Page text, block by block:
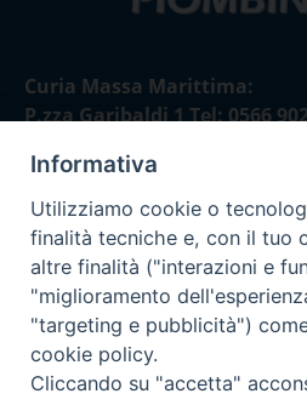
Curia Massa Marittima:
P.zza Garibaldi 1 Tel: 0566
Curia Piombino:
Via Don Minzoni,58/A Tel e
E-mail:
Informativa
Utilizziamo cookie o
finalità tecniche e, con il tuo
altre finalità ("interazioni e
"miglioramento
"targeting e pubblicità")
cookie policy.
Cliccando su "accetta"